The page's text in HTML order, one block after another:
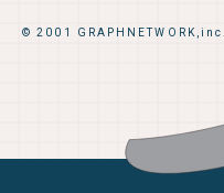
© 2001 GRAPHNETWORK,inc.